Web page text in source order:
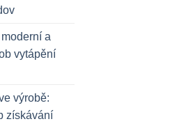
a
vytápění
výrobě:
získávání